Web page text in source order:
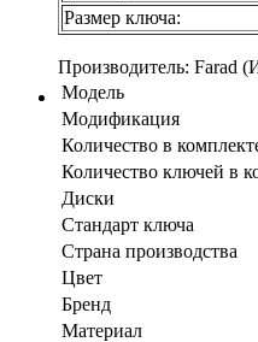
Размер ключа:
Производитель: Farad
Модель
Модификация
Количество в
Количество ключей в
Диски
Стандарт ключа
Страна производства
Цвет
Бренд
Материал